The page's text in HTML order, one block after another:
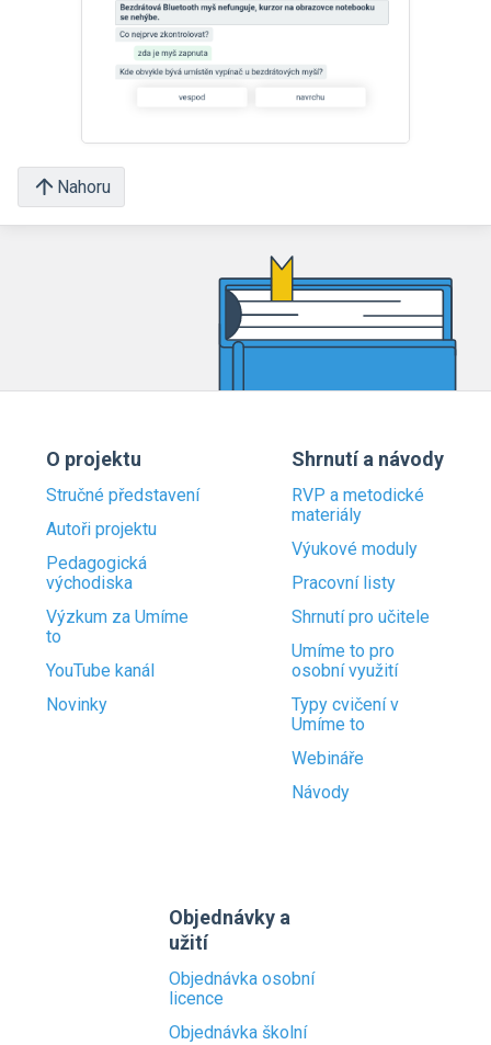
Nahoru
O projektu
Stručné představení
Autoři projektu
Pedagogická
východiska
Výzkum za Umíme
to
YouTube kanál
Novinky
Shrnutí a návody
RVP a metodické
materiály
Výukové moduly
Pracovní listy
Shrnutí pro učitele
Umíme to pro
osobní využití
Typy cvičení v
Umíme to
Webináře
Návody
Objednávky a
užití
Objednávka osobní
licence
Objednávka školní